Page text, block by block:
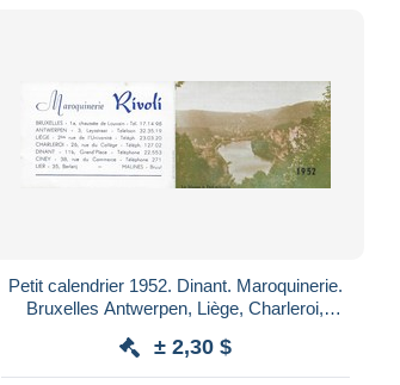
Petit calendrier 1952. Dinant. Maroquinerie.
Bruxelles Antwerpen, Liège, Charleroi,
± 2,30 $